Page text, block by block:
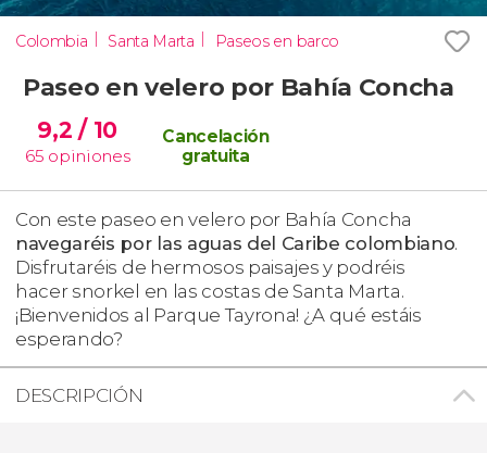
Colombia Santa Marta Paseos en barco
Paseo en velero por Bahía Concha
9,2/ 10
65 opiniones
Cancelación
gratuita
Con este paseo en velero por Bahía Concha
navegaréis por las aguas del Caribe colombiano.
Disfrutaréis de hermosos paisajes y podréis
hacer snorkel en las costas de Santa Marta.
¡Bienvenidos al Parque Tayrona! ¿A qué estáis
esperando?
DESCRIPCIÓN